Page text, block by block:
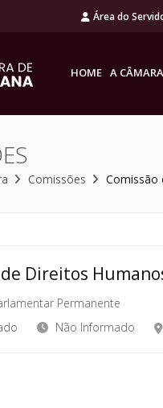
Área do
HOME A CÂMARA
Comissões Comissão
Direitos
Permanente
Não Informado